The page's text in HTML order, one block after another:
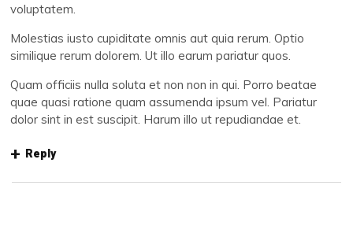
voluptatem.
Molestias iusto cupiditate omnis aut quia rerum. Optio
similique rerum dolorem. Ut illo earum pariatur quos.
Quam officiis nulla soluta et non non in qui. Porro beatae
quae quasi ratione quam assumenda ipsum vel. Pariatur
dolor sint in est suscipit. Harum illo ut repudiandae et.
Reply